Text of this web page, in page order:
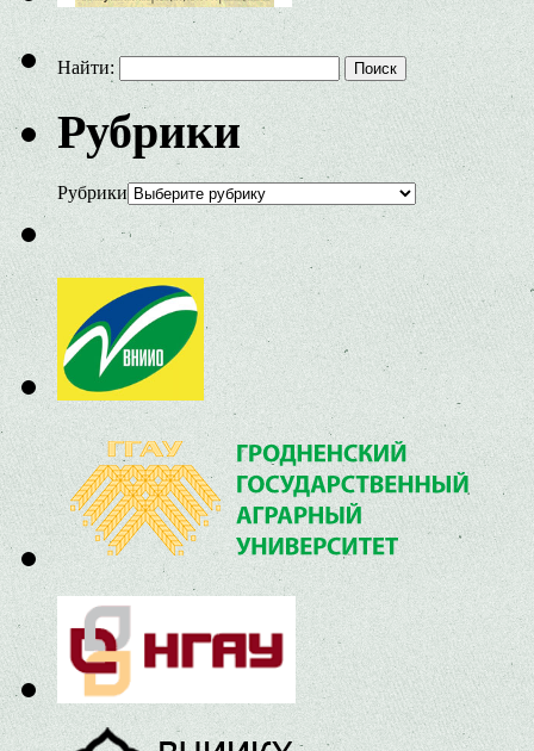
Найти:
Рубрики
Рубрики